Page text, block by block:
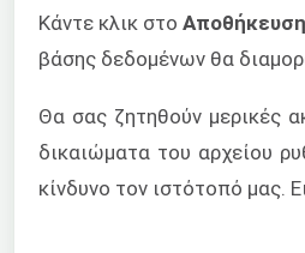
Κάντε κλικ στο Αποθήκευση
βάσης δεδομένων θα
Θα σας ζητηθούν μερικές
δικαιώματα του αρχείου
κίνδυνο τον ιστότοπό μας.